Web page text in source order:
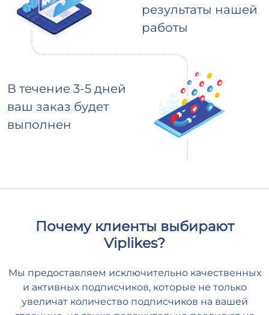
результаты нашей
работы
В течение 3-5 дней
ваш заказ будет
выполнен
Почему клиенты выбирают
Viplikes?
Мы предоставляем исключительно качественных
и активных подписчиков, которые не только
увеличат количество подписчиков на вашей